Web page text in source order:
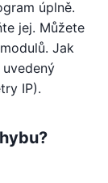
úplně.
jej. Můžete
Jak
IP).